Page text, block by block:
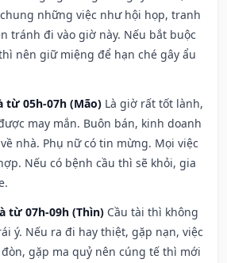
những việc như hội họp, tranh
tránh đi vào giờ này. Nếu bắt buộc
nên giữ miệng để hạn ché gây ẩu
từ 05h-07h (Mão) Là giờ rất tốt lành,
may mắn. Buôn bán, kinh doanh
nhà. Phụ nữ có tin mừng. Mọi việc
Nếu có bệnh cầu thì sẽ khỏi, gia
từ 07h-09h (Thìn) Cầu tài thì không
ý. Nếu ra đi hay thiệt, gặp nạn, việc
gặp ma quỷ nên cúng tế thì mới